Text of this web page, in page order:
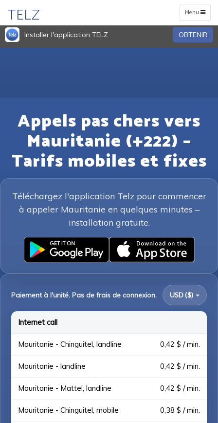
Toggle
navigation
Menu
TELZ
Installer l'application TELZ OBTENIR
Appels pas chers vers
Mauritanie (+222) –
Tarifs mobiles et fixes
Téléchargez l'application Telz pour commencer
à appeler Mauritanie en quelques minutes –
installation gratuite.
Paiement à l'unité. Pas de frais de connexion. USD ($)
Internet call
Mauritanie - Chinguitel, landline 0,42 $ / min.
Mauritanie - landline 0,42 $ / min.
Mauritanie - Mattel, landline 0,42 $ / min.
Mauritanie - Chinguitel, mobile 0,38 $ / min.